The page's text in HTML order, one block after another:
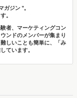
ジン "。
。
者、マーケティングコン
ンドのメンバーが集まり
しいことも簡単に、「み
ています。